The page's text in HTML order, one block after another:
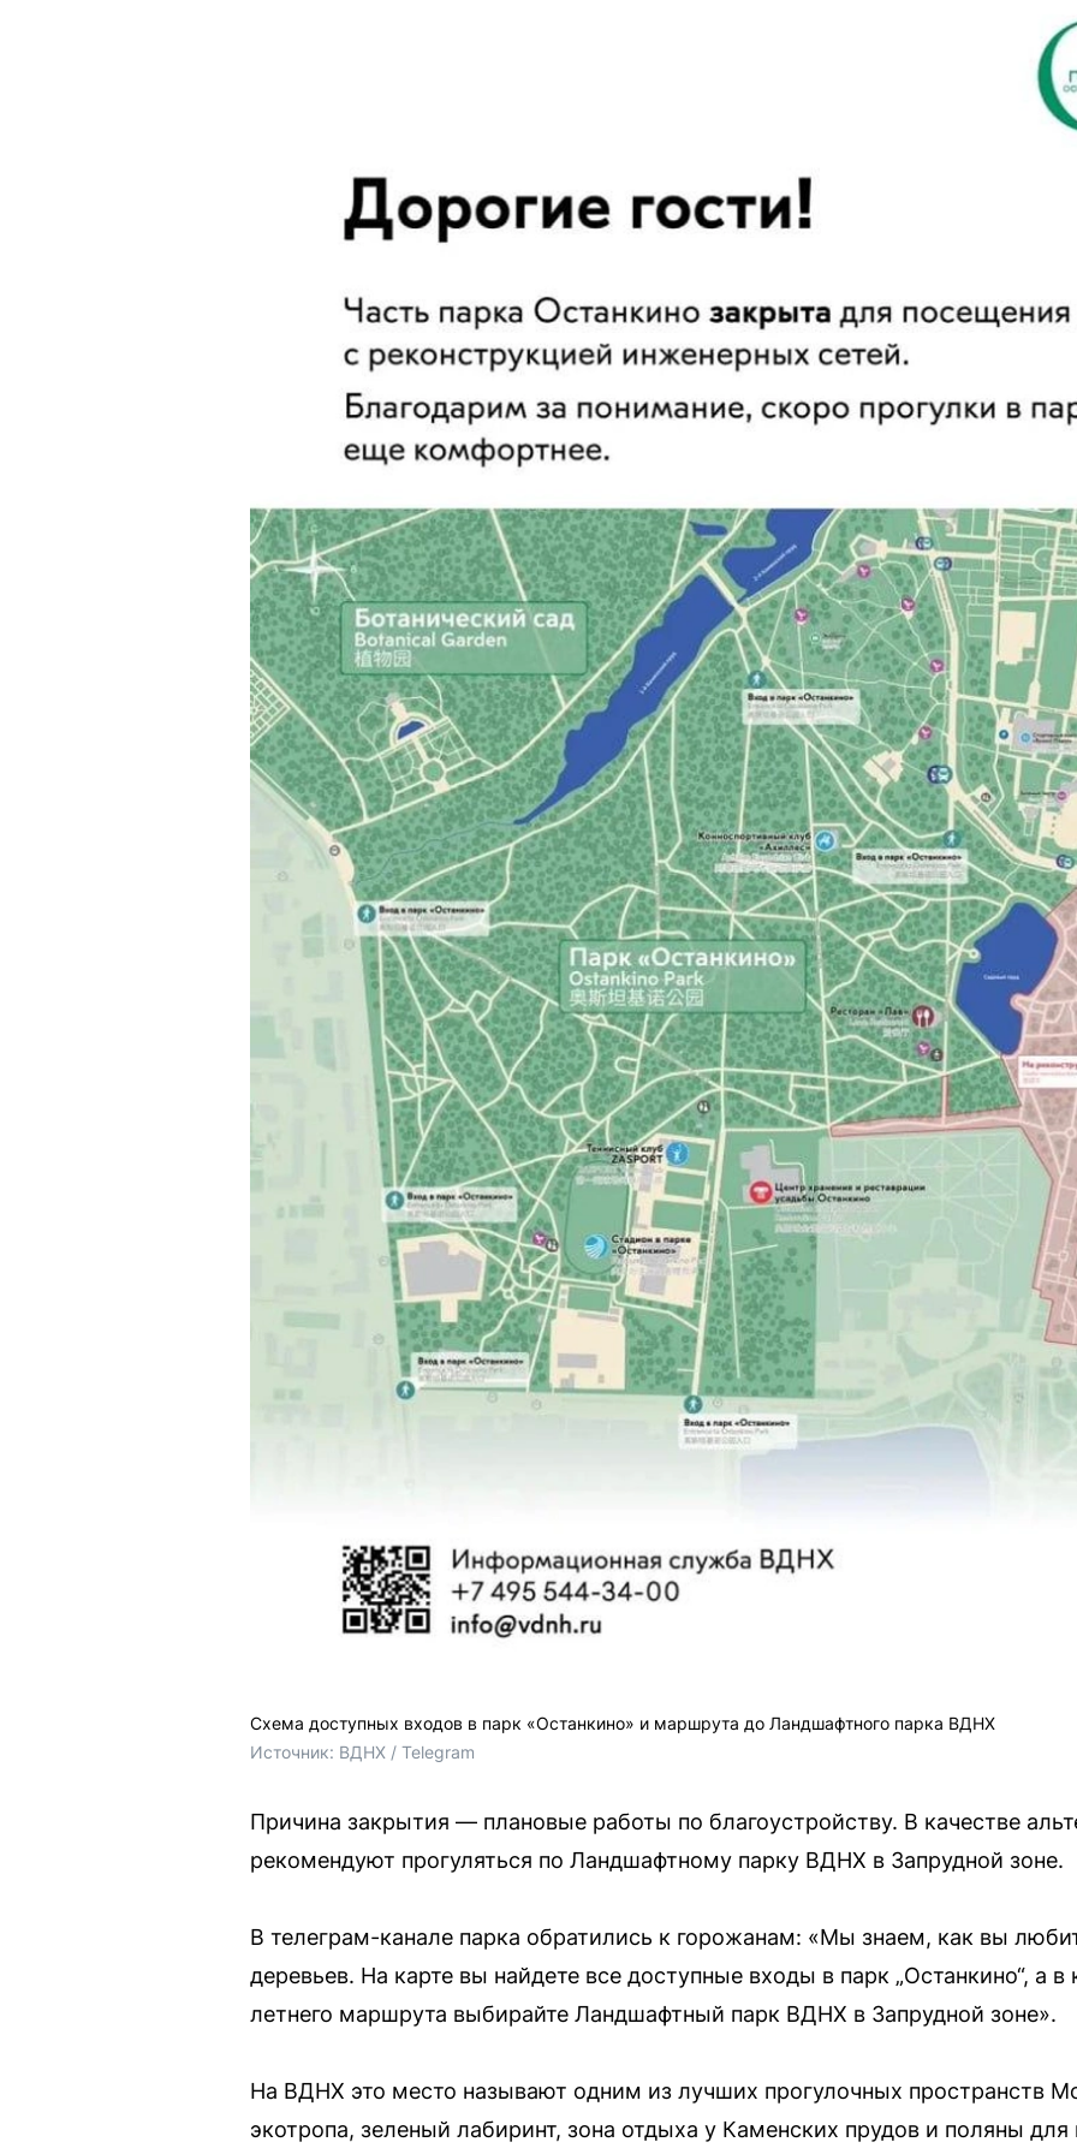
Схема доступных входов в парк «Останкино» и маршрута до Ландшафтного парка ВДНХ
Источник: ВДНХ / Telegram
Причина закрытия — плановые работы по благоустройству. В качестве
рекомендуют прогуляться по Ландшафтному парку ВДНХ в Запрудной зоне.
В телеграм-канале парка обратились к горожанам: «Мы знаем, как вы
деревьев. На карте вы найдете все доступные входы в парк „Останкино“, а
летнего маршрута выбирайте Ландшафтный парк ВДНХ в Запрудной зоне».
На ВДНХ это место называют одним из лучших прогулочных пространств
экотропа, зеленый лабиринт, зона отдыха у Каменских прудов и поляны для